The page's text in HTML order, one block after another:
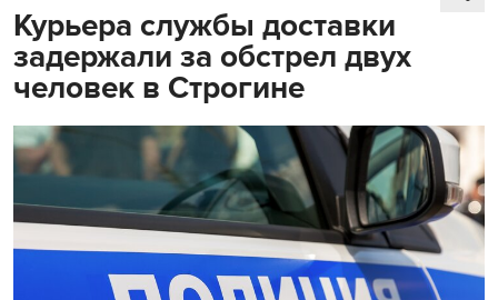
Курьера службы доставки
задержали за обстрел двух
человек в Строгине